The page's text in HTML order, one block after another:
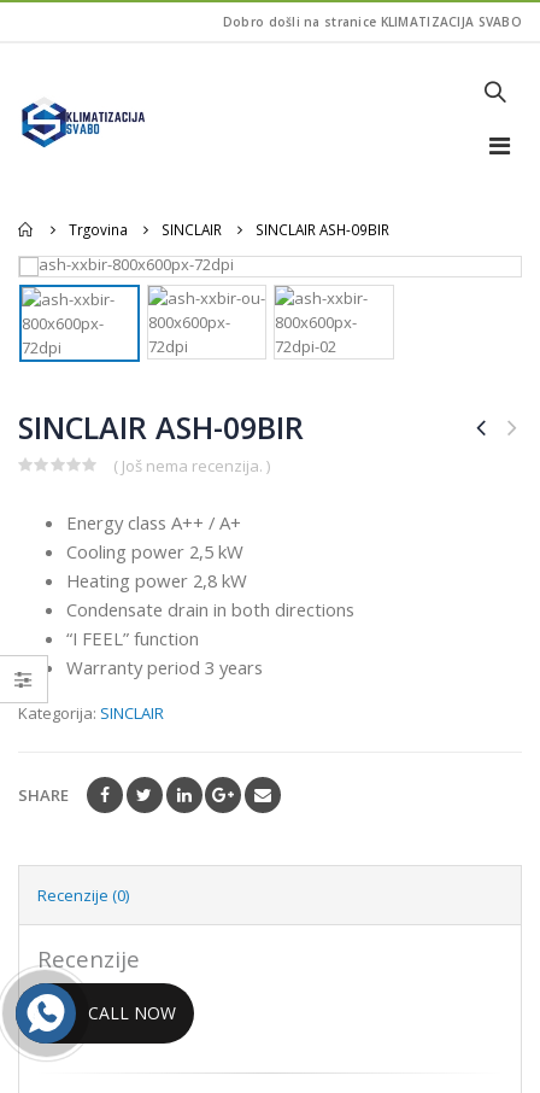
Dobro došli na stranice KLIMATIZACIJA SVABO
Home
Trgovina SINCLAIR SINCLAIR ASH-09BIR
SINCLAIR ASH-09BIR
( Još nema recenzija. )
Energy class A++ / A+
Cooling power 2,5 kW
Heating power 2,8 kW
Condensate drain in both directions
“I FEEL” function
Warranty period 3 years
Kategorija: SINCLAIR
SHARE
Recenzije (0)
Recenzije
Još nema recenzija.
CALL NOW